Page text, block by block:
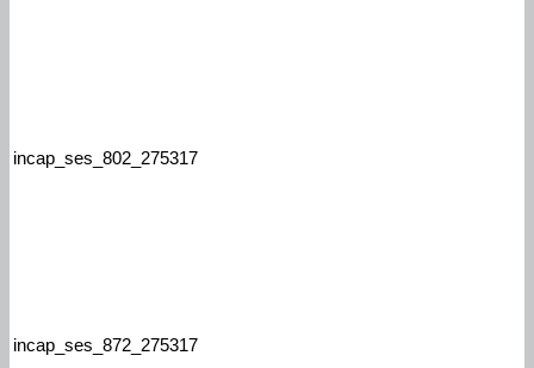
incap_ses_802_275317
incap_ses_872_275317